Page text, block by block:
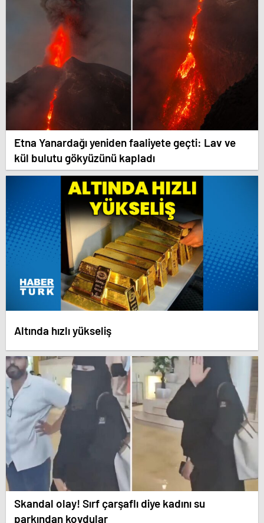
Etna Yanardağı yeniden faaliyete geçti: Lav ve
kül bulutu gökyüzünü kapladı
Altında hızlı yükseliş
Skandal olay! Sırf çarşaflı diye kadını su
parkından kovdular